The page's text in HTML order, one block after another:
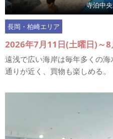
寺泊中
長岡・柏崎エリア
2026年7月11日(土曜日)～
遠浅で広い海岸は毎年多くの
通りが近く、買物も楽しめる。